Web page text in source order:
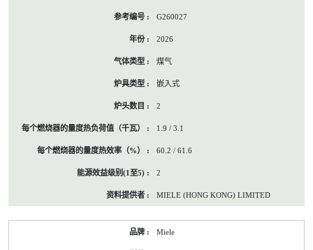
G260027
2026
煤气
嵌入式
2
1.9 / 3.1
60.2 / 61.6
2
MIELE (HONG KONG) LIMITED
Miele